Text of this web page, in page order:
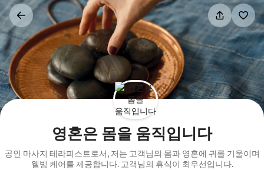
콘텐츠로
바로가기
영혼은 몸을 움직입니다
공인 마사지 테라피스트로서, 저는 고객님의 몸과 영혼에 귀를 기울이며
웰빙 케어를 제공합니다. 고객님의 휴식이 최우선입니다.